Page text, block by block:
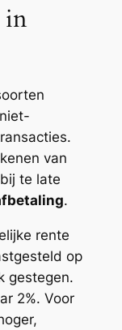
in
van
te late
.
rente
op
gestegen.
2%. Voor